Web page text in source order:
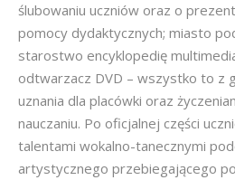
ślubowaniu uczniów oraz o
pomocy dydaktycznych; miasto
starostwo encyklopedię
odtwarzacz DVD – wszystko to z
uznania dla placówki oraz
nauczaniu. Po oficjalnej części
talentami wokalno-tanecznymi
artystycznego przebiegającego